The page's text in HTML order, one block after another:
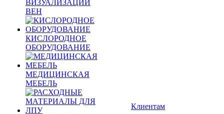
ВИЗУАЛИЗАЦИИ
ВЕН
КИСЛОРОДНОЕ
ОБОРУДОВАНИЕ
МЕДИЦИНСКАЯ
МЕБЕЛЬ
Клиентам